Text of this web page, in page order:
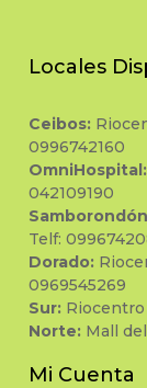
Locales
Ceibos:
0996742160
OmniHospital:
042109190
Telf:
Dorado:
0969545269
Sur: Riocentro
Norte: Mall
Mi Cuenta